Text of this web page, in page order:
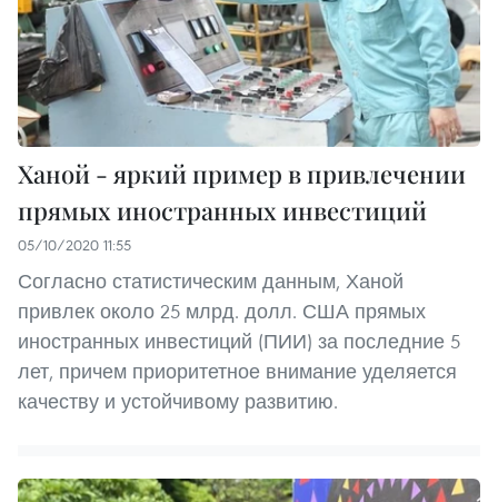
Ханой - яркий пример в привлечении
прямых иностранных инвестиций
05/10/2020 11:55
Согласно статистическим данным, Ханой
привлек около 25 млрд. долл. США прямых
иностранных инвестиций (ПИИ) за последние 5
лет, причем приоритетное внимание уделяется
качеству и устойчивому развитию.